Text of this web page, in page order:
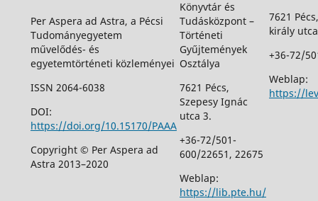
Per Aspera ad Astra, a Pécsi
Tudományegyetem
művelődés- és
egyetemtörténeti közleményei
ISSN 2064-6038
DOI:
https://doi.org/10.15170/PAAA
Copyright © Per Aspera ad
Astra 2013–2020
Könyvtár és
Tudásközpont –
Történeti
Gyűjtemények
Osztálya
7621 Pécs,
Szepesy Ignác
utca 3.
+36-72/501-
600/22651, 22675
Weblap:
https://lib.pte.hu/
7621
király
+36-72/
Weblap:
https://